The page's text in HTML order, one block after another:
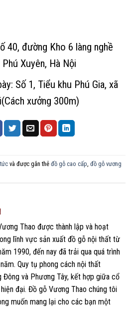
40, đường Kho 6 làng nghề
Xuyên, Hà Nội
Số 1, Tiểu khu Phú Gia, xã
xưởng 300m)
và được gắn thẻ đồ gỗ cao cấp đồ gỗ vương
Thao được thành lập và hoạt
lĩnh vực sản xuất đồ gỗ nội thất từ
1990, đến nay đã trải qua quá trình
Quy tụ phong cách nội thất
Đông và Phương Tây, kết hợp giữa cổ
đại. Đồ gỗ Vương Thao chúng tôi
muốn mang lại cho các bạn một